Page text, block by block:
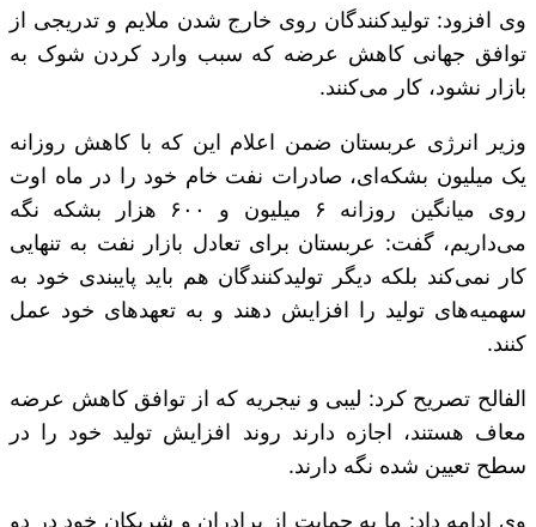
وی افزود: تولیدکنندگان روی خارج شدن ملایم و تدریجی از
توافق جهانی کاهش عرضه که سبب وارد کردن شوک به
بازار نشود، کار می‌کنند.
وزیر انرژی عربستان ضمن اعلام این که با کاهش روزانه
یک میلیون بشکه‌ای، صادرات نفت خام خود را در ماه اوت
روی میانگین روزانه ۶ میلیون و ۶۰۰ هزار بشکه نگه
می‌داریم، گفت: عربستان برای تعادل بازار نفت به تنهایی
کار نمی‌کند بلکه دیگر تولیدکنندگان هم باید پایبندی خود به
سهمیه‌های تولید را افزایش دهند و به تعهدهای خود عمل
کنند.
الفالح تصریح کرد: لیبی و نیجریه که از توافق کاهش عرضه
معاف هستند، اجازه دارند روند افزایش تولید خود را در
سطح تعیین شده نگه دارند.
وی ادامه داد: ما به حمایت از برادران و شریکان خود در دو